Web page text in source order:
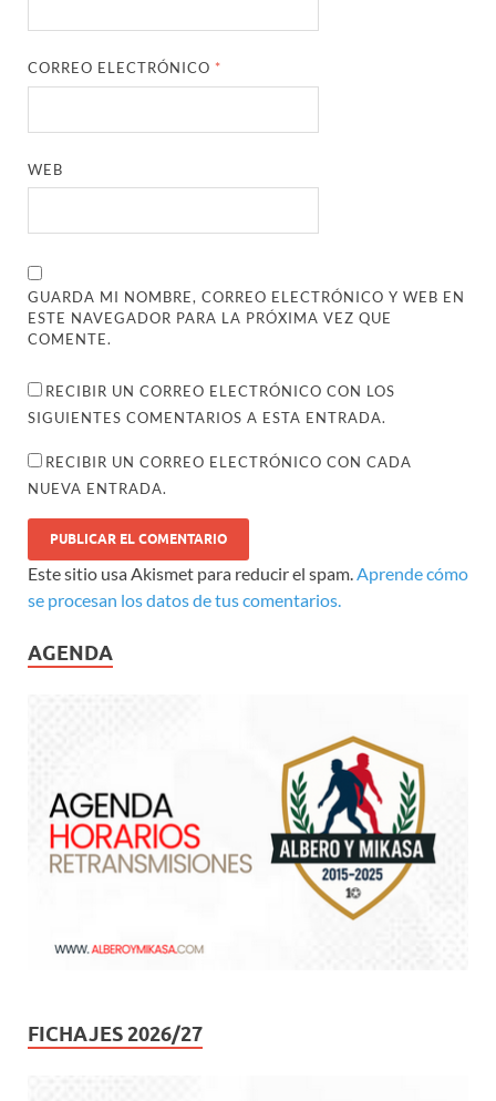
CORREO ELECTRÓNICO *
WEB
GUARDA MI NOMBRE, CORREO ELECTRÓNICO Y WEB EN
ESTE NAVEGADOR PARA LA PRÓXIMA VEZ QUE
COMENTE.
RECIBIR UN CORREO ELECTRÓNICO CON LOS
SIGUIENTES COMENTARIOS A ESTA ENTRADA.
RECIBIR UN CORREO ELECTRÓNICO CON CADA
NUEVA ENTRADA.
Este sitio usa Akismet para reducir el spam.Aprende cómo
se procesan los datos de tus comentarios.
AGENDA
FICHAJES 2026/27